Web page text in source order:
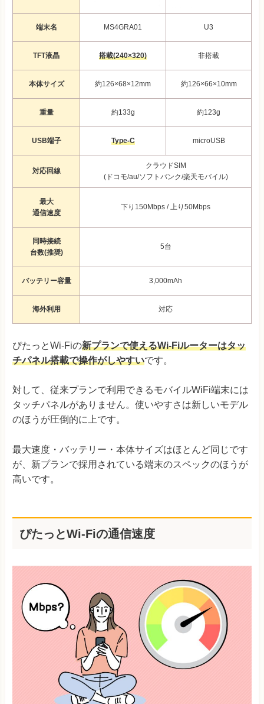
端末名 MS4GRA01 U3
TFT液晶 搭載(240×320) 非搭載
本体サイズ 約126×68×12mm 約126×66×10mm
重量 約133g 約123g
USB端子 Type-C microUSB
対応回線
クラウドSIM
(ドコモ/au/ソフトバンク/楽天モバイル)
最大
通信速度
下り150Mbps / 上り50Mbps
同時接続
台数(推奨)
5台
バッテリー容量 3,000mAh
海外利用 対応
ぴたっとWi-Fiの新プランで使えるWi-Fiルーターはタッ
チパネル搭載で操作がしやすいです。
対して、従来プランで利用できるモバイルWiFi端末には
タッチパネルがありません。使いやすさは新しいモデル
のほうが圧倒的に上です。
最大速度・バッテリー・本体サイズはほとんど同じです
が、新プランで採用されている端末のスペックのほうが
高いです。
ぴたっとWi-Fiの通信速度